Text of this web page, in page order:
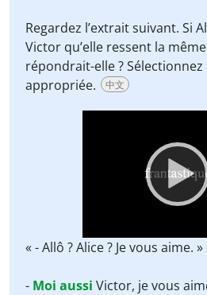
Regardez l’extrait suivant. Si
Victor qu’elle ressent la
répondrait-elle ?
appropriée.
中文
« - Allô ? Alice ? Je vous aime. »
- Moi aussi Victor, je vous